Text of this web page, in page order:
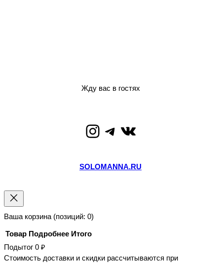
Жду вас в гостях
Instagram Telegram ВКонтакте
SOLOMANNA.RU
Ваша корзина (позиций: 0)
Товар Подробнее Итого
Подытог 0 ₽
Стоимость доставки и скидки рассчитываются при